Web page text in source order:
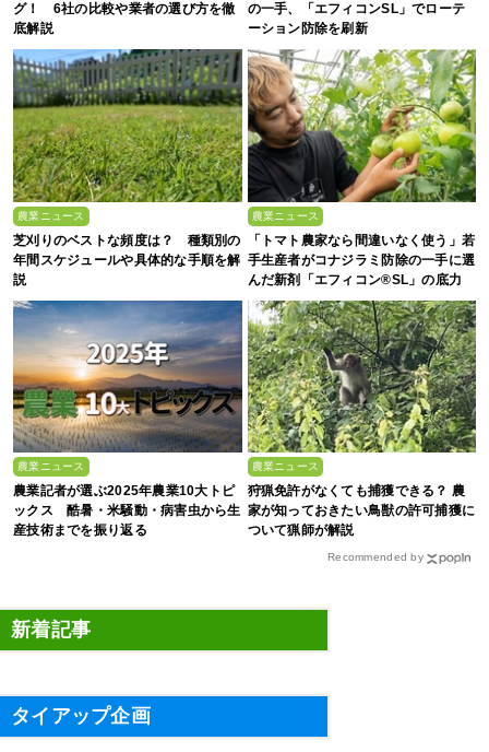
グ！ 6社の比較や業者の選び方を徹
底解説
の一手、「エフィコンSL」でローテ
ーション防除を刷新
農業ニュース
芝刈りのベストな頻度は？ 種類別の
年間スケジュールや具体的な手順を解
説
農業ニュース
「トマト農家なら間違いなく使う」若
手生産者がコナジラミ防除の一手に選
んだ新剤「エフィコン®SL」の底力
農業ニュース
農業記者が選ぶ2025年農業10大トピ
ックス 酷暑・米騒動・病害虫から生
産技術までを振り返る
農業ニュース
狩猟免許がなくても捕獲できる？ 農
家が知っておきたい鳥獣の許可捕獲に
ついて猟師が解説
Recommended by
新着記事
タイアップ企画